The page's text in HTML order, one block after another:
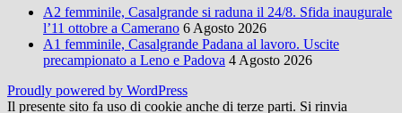
A2 femminile, Casalgrande si raduna il 24/8. Sfida inaugurale
l’11 ottobre a Camerano 6 Agosto 2026
A1 femminile, Casalgrande Padana al lavoro. Uscite
precampionato a Leno e Padova 4 Agosto 2026
Proudly powered by WordPress
Il presente sito fa uso di cookie anche di terze parti. Si rinvia